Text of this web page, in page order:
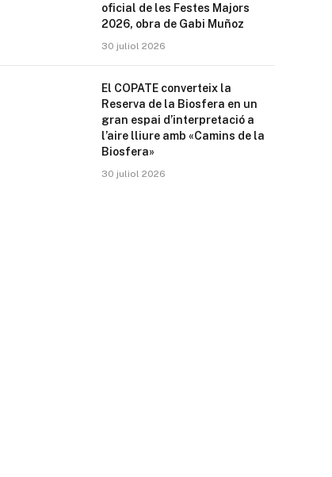
oficial de les Festes Majors
2026, obra de Gabi Muñoz
30 juliol 2026
El COPATE converteix la
Reserva de la Biosfera en un
gran espai d’interpretació a
l’aire lliure amb «Camins de la
Biosfera»
30 juliol 2026